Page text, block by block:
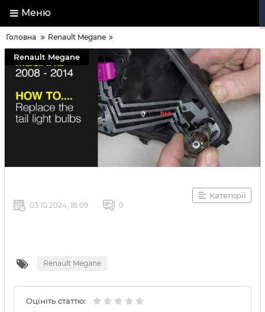
Меню
Головна Renault Megane
Renault Megane
Категорії
03 10 2024, 18:09 0
Renault Megane
Оцініть статтю: